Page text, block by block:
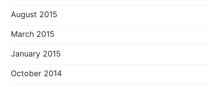
August 2015
March 2015
January 2015
October 2014